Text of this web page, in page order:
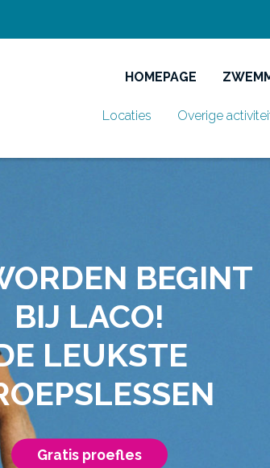
HOMEPAGE
Locaties Overige
BEGINT
BIJ LACO!
LEUKSTE
Gratis proefles